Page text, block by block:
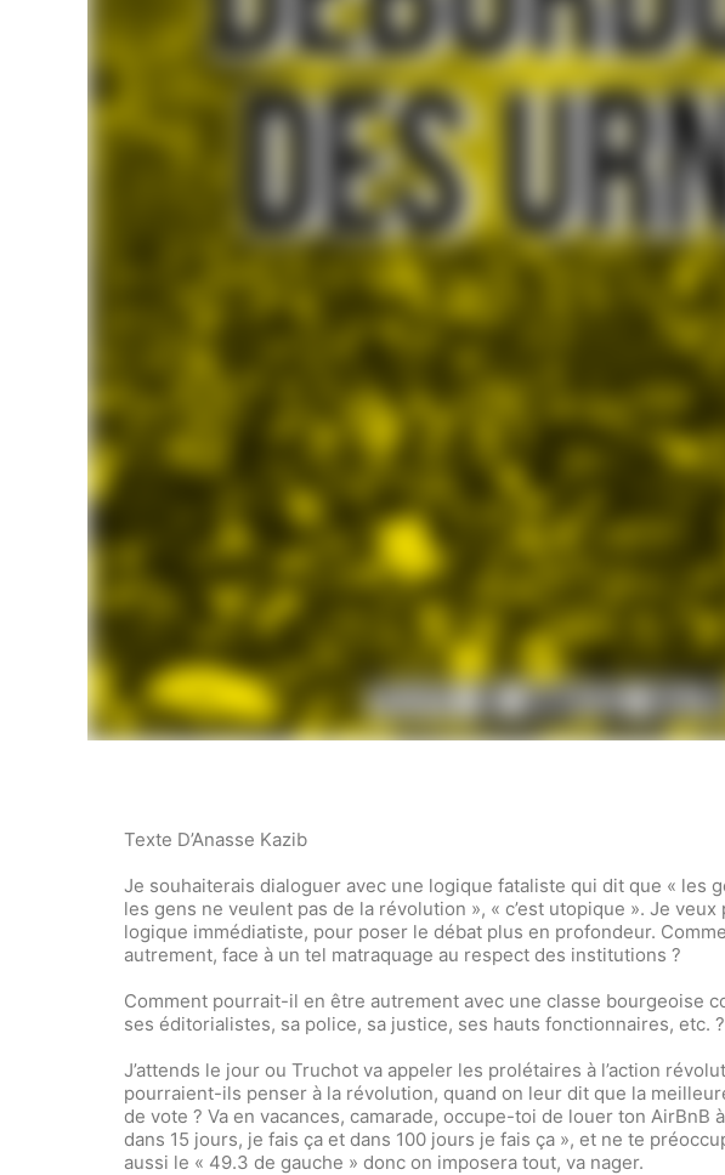
Texte D’Anasse Kazib
Je souhaiterais dialoguer avec une logique fataliste qui dit que « les
les gens ne veulent pas de la révolution », « c’est utopique ». Je
logique immédiatiste, pour poser le débat plus en profondeur.
autrement, face à un tel matraquage au respect des institutions ?
Comment pourrait-il en être autrement avec une classe bourgeoise
ses éditorialistes, sa police, sa justice, ses hauts fonctionnaires, etc. ?
J’attends le jour ou Truchot va appeler les prolétaires à l’action
pourraient-ils penser à la révolution, quand on leur dit que la
de vote ? Va en vacances, camarade, occupe-toi de louer ton AirBnB
dans 15 jours, je fais ça et dans 100 jours je fais ça », et ne te
aussi le « 49.3 de gauche » donc on imposera tout, va nager.